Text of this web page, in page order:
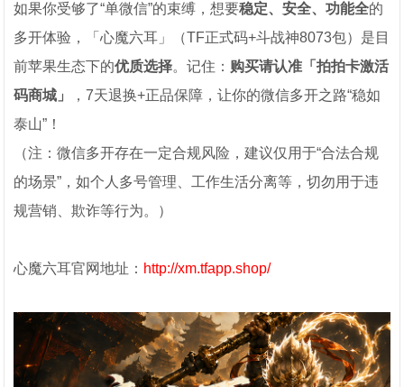
如果你受够了“单微信”的束缚，想要稳定、安全、功能全的
多开体验，「心魔六耳」（TF正式码+斗战神8073包）是目
前苹果生态下的优质选择。记住： 购买请认准「拍拍卡激活
码商城」
，7天退换+正品保障，让你的微信多开之路“稳如
泰山”！
（注：微信多开存在一定合规风险，建议仅用于“合法合规
的场景”，如个人多号管理、工作生活分离等，切勿用于违
规营销、欺诈等行为。）
心魔六耳官网地址： http://xm.tfapp.shop/